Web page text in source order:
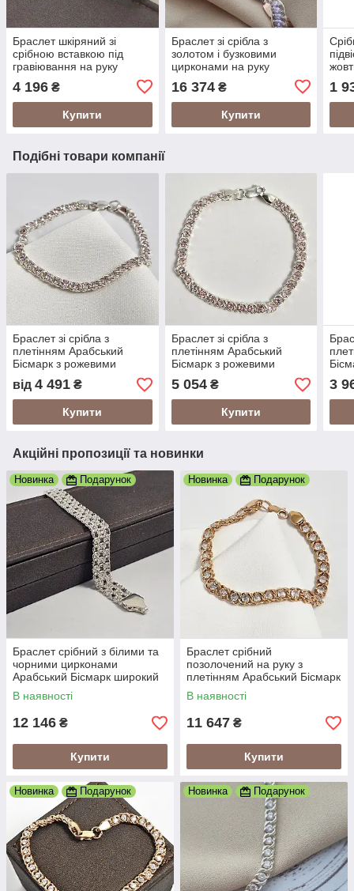
Браслет шкіряний зі
срібною вставкою під
гравіювання на руку
4 196 ₴
Купити
Браслет зі срібла з
золотом і бузковими
цирконами на руку
16 374₴
Купити
1
Подібні товари компанії
Браслет зі срібла з
плетінням Арабський
Бісмарк з рожевими
від 4 491 ₴
Купити
Браслет зі срібла з
плетінням Арабський
Бісмарк з рожевими
цирконами легкий 16 см
5 054₴
Купити
см
3
Акційні пропозиції та новинки
Новинка Подарунок
Браслет срібний з білими та
чорними цирконами
Арабський Бісмарк широкий
супер легкий 18 см
В наявності
12 146 ₴
Купити
Новинка Подарунок
Браслет срібний
позолочений на руку з
плетінням Арабський Бісмарк
і цирконами
В наявності
11 647 ₴
Купити
Новинка Подарунок Новинка Подарунок